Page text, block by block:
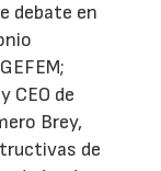
debate en
CEO de
Brey,
de